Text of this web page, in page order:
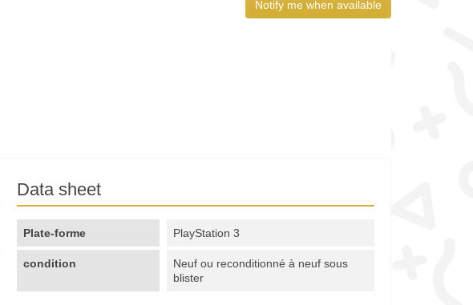
Notify me when available
Data sheet
Plate-forme PlayStation 3
condition
Neuf ou reconditionné à neuf sous
blister